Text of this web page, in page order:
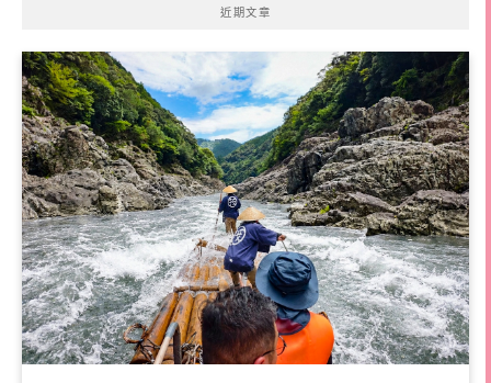
近期文章